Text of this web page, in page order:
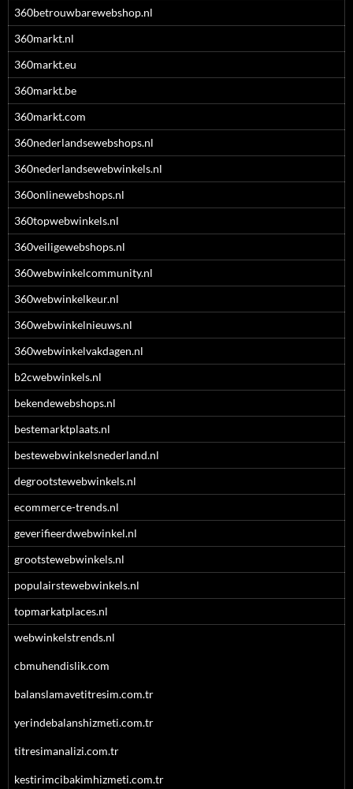
360betrouwbarewebshop.nl
360markt.nl
360markt.eu
360markt.be
360markt.com
360nederlandsewebshops.nl
360nederlandsewebwinkels.nl
360onlinewebshops.nl
360topwebwinkels.nl
360veiligewebshops.nl
360webwinkelcommunity.nl
360webwinkelkeur.nl
360webwinkelnieuws.nl
360webwinkelvakdagen.nl
b2cwebwinkels.nl
bekendewebshops.nl
bestemarktplaats.nl
bestewebwinkelsnederland.nl
degrootstewebwinkels.nl
ecommerce-trends.nl
geverifieerdwebwinkel.nl
grootstewebwinkels.nl
populairstewebwinkels.nl
topmarkatplaces.nl
webwinkelstrends.nl
cbmuhendislik.com
balanslamavetitresim.com.tr
yerindebalanshizmeti.com.tr
titresimanalizi.com.tr
kestirimcibakimhizmeti.com.tr